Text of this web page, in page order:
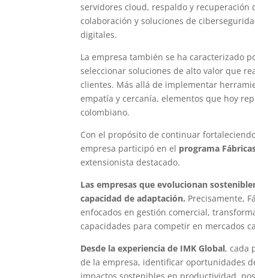
servidores cloud, respaldo y
colaboración y soluciones de
digitales.
La empresa también se ha caracterizado
seleccionar soluciones de alto valor que
clientes. Más allá de implementar
empatía y cercanía, elementos que hoy
colombiano.
Con el propósito de continuar
empresa participó en el programa
extensionista destacado.
Las empresas que evolucionan
capacidad de adaptación. Precisamente,
enfocados en gestión comercial,
capacidades para competir en mercados
Desde la experiencia de IMK Global, cada
de la empresa, identificar oportunidades